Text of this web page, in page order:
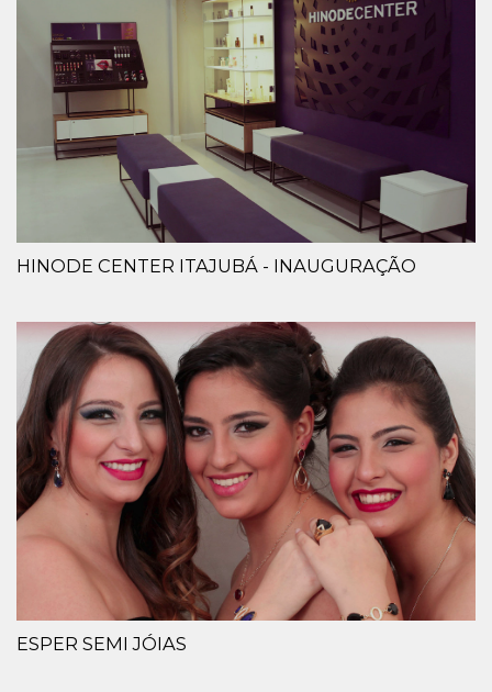
HINODE CENTER ITAJUBÁ - INAUGURAÇÃO
ESPER SEMI JÓIAS